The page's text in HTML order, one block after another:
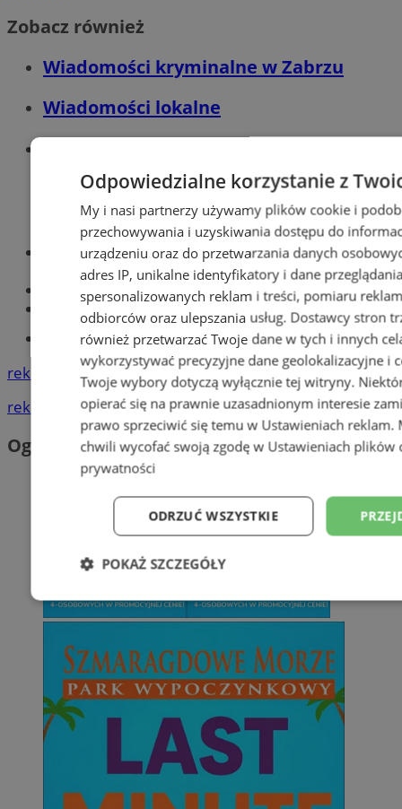
Zobacz również
Wiadomości kryminalne w Zabrzu
Wiadomości lokalne
Optyk, okulista
Zabrze
Największy sklep z częściami online!
Książeczka sanepidowska
Tworzenie stron www -Zabrze
reklama
reklama
Ogłoszenia
Odpowiedzialne korzystanie z
My i nasi partnerzy używamy plików cookie i
przechowywania i uzyskiwania dostępu do
urządzeniu oraz do przetwarzania danych
adres IP, unikalne identyfikatory i dane
spersonalizowanych reklam i treści, pomiaru
odbiorców oraz ulepszania usług. Dostawcy stron
również przetwarzać Twoje dane w tych i innych
wykorzystywać precyzyjne dane geolokalizacyjne i
Twoje wybory dotyczą wyłącznie tej witryny.
opierać się na prawnie uzasadnionym interesie
prawo sprzeciwić się temu w Ustawieniach reklam.
chwili wycofać swoją zgodę w Ustawieniach plików
prywatności
ODRZUĆ WSZYSTKIE
POKAŻ SZCZEGÓŁY
Niezbędne Wydajność
Niesklasyfikowane
Niezbędne Wydajność